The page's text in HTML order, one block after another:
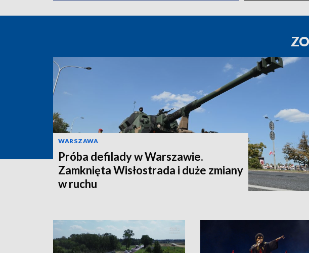
WARSZAWA
Próba defilady w Warszawie.
Zamknięta Wisłostrada i duże zmiany
w ruchu